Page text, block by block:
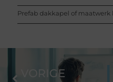
Prefab dakkapel of maatwerk
VORIGE